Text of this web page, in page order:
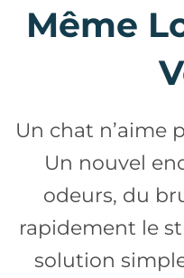
Même
Un chat n’aime
Un nouvel
odeurs, du
rapidement le
solution